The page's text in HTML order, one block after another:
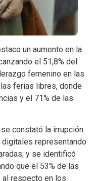
un aumento en la
el 51,8% del
femenino en las
ferias libres, donde
y el 71% de las
constató la irrupción
representando
y se identificó
que el 53% de las
respecto en los